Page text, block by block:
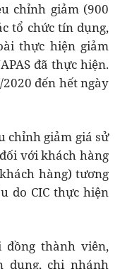
chỉnh giảm (900
tổ chức tín dụng,
thực hiện giảm
đã thực hiện.
đến hết ngày
chỉnh giảm giá sử
với khách hàng
hàng) tương
do CIC thực hiện
đồng thành viên,
dụng, chi nhánh